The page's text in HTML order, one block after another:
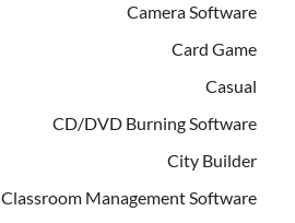
Camera Software
Card Game
Casual
CD/DVD Burning Software
City Builder
Classroom Management Software